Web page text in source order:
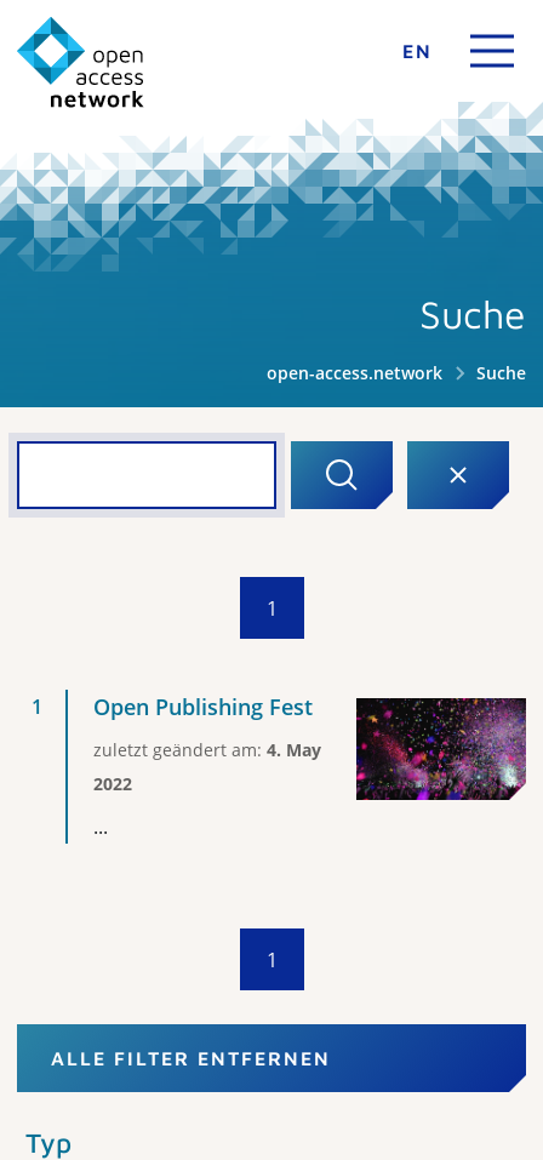
EN
Suche
open-access.network Suche
1
Open Publishing Fest
zuletzt geändert am: 4. May
2022
...
1
ALLE FILTER ENTFERNEN
Typ